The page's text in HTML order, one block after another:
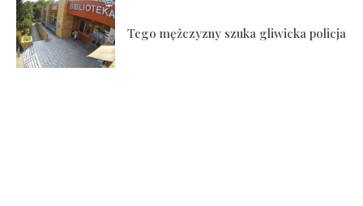
Tego mężczyzny szuka gliwicka policja